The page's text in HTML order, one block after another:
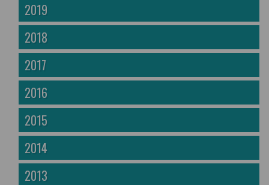
2019
2018
2017
2016
2015
2014
2013